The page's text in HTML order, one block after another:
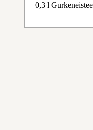
0,3 l Gurkeneistee